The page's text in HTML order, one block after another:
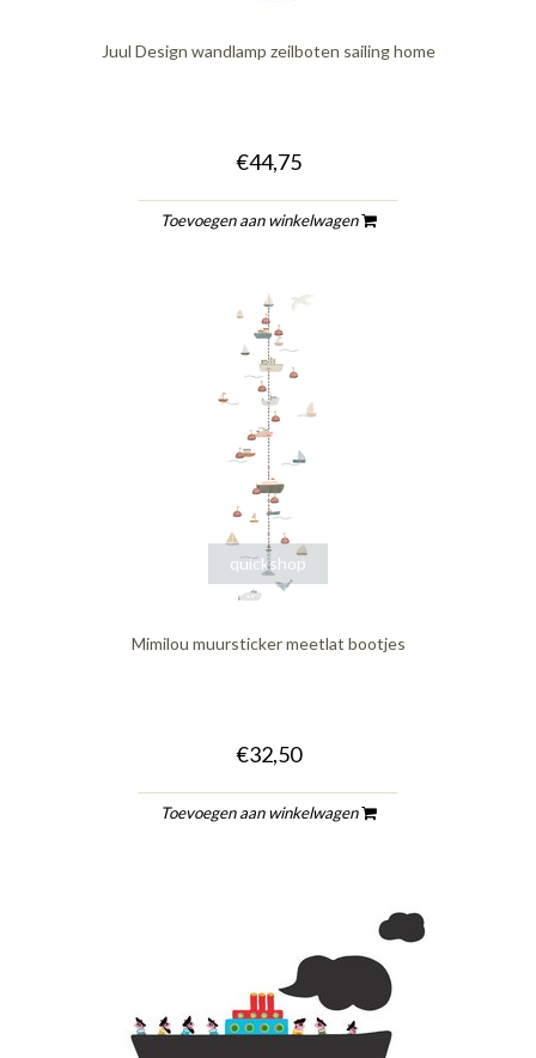
Juul Design wandlamp zeilboten sailing home
€44,75
Toevoegen aan winkelwagen
quickshop
Mimilou muursticker meetlat bootjes
€32,50
Toevoegen aan winkelwagen